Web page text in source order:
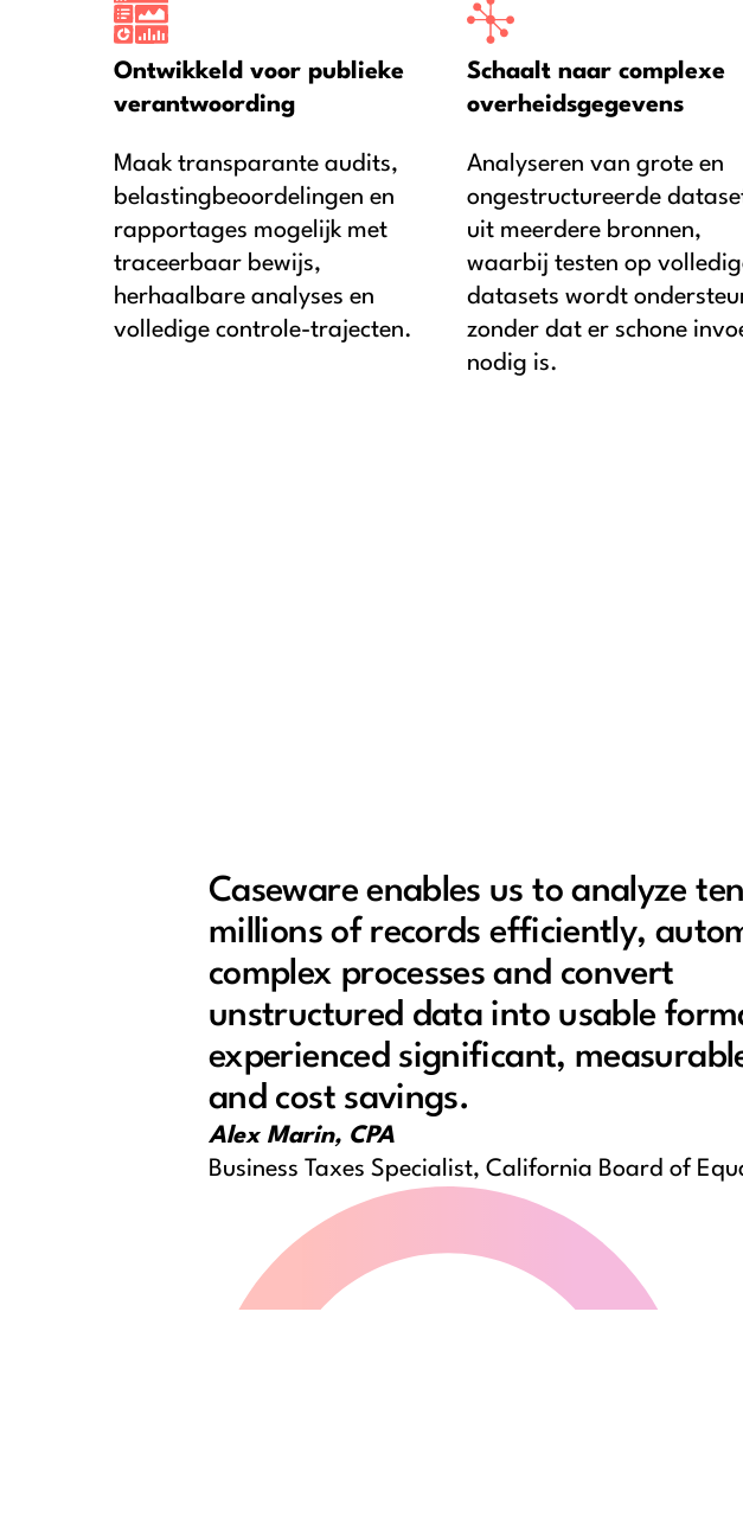
Ontwikkeld voor publieke
verantwoording
Maak transparante audits,
belastingbeoordelingen en
rapportages mogelijk met
traceerbaar bewijs,
herhaalbare analyses en
volledige controle-trajecten.
Schaalt naar complexe
overheidsgegevens
Analyseren van grote en
ongestructureerde
uit meerdere bronnen,
waarbij testen op
datasets wordt
zonder dat er schone
nodig is.
Caseware enables us to analyze
millions of records efficiently,
complex processes and convert
unstructured data into usable
experienced significant,
and cost savings.
Alex Marin, CPA
Business Taxes Specialist, California Board of